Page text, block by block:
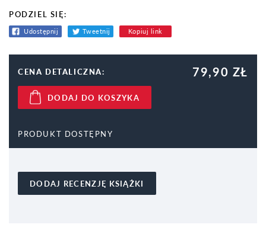
PODZIEL SIĘ:
Udostępnij Tweetnij Kopiuj link
CENA DETALICZNA: 79,90 ZŁ
DODAJ DO KOSZYKA
PRODUKT DOSTĘPNY
DODAJ RECENZJĘ KSIĄŻKI